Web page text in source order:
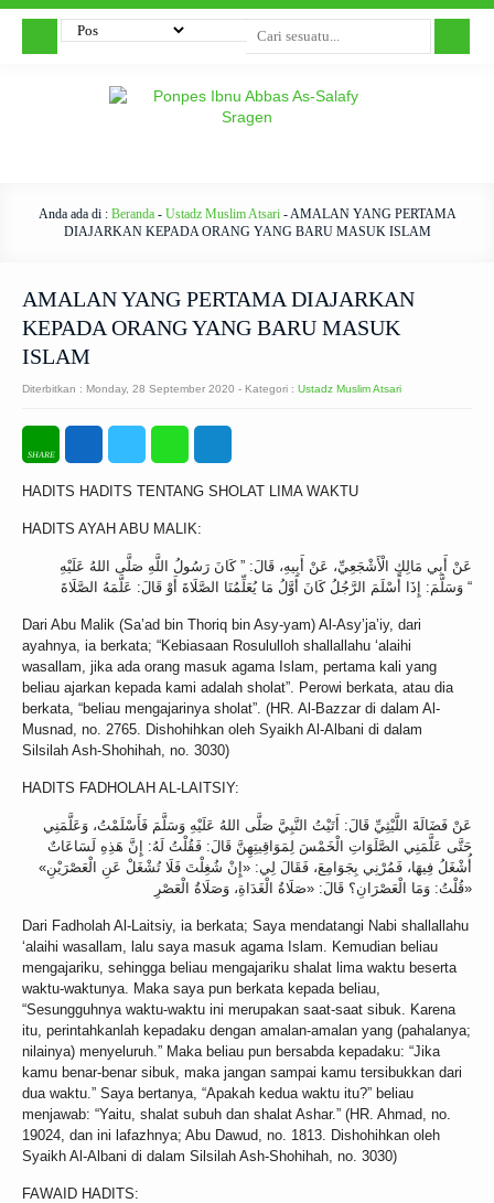
Anda ada di : Beranda- Ustadz Muslim Atsari-AMALAN YANG PERTAMA
DIAJARKAN KEPADA ORANG YANG BARU MASUK ISLAM
AMALAN YANG PERTAMA DIAJARKAN
KEPADA ORANG YANG BARU MASUK
ISLAM
Diterbitkan : Monday, 28 September 2020 - Kategori : Ustadz Muslim Atsari
HADITS HADITS TENTANG SHOLAT LIMA WAKTU
HADITS AYAH ABU MALIK:
عَنْ أَبِي مَالِكٍ الْأَشْجَعِيِّ، عَنْ أَبِيهِ، قَالَ: ” كَانَ رَسُولُ اللَّهِ صَلَّى اللهُ عَلَيْهِ
وَسَلَّمَ: إِذَا أَسْلَمَ الرَّجُلُ كَانَ أَوَّلُ مَا يُعَلِّمُنَا الصَّلَاةَ أَوْ قَالَ: عَلَّمَهُ الصَّلَاةَ “
Dari Abu Malik (Sa’ad bin Thoriq bin Asy-yam) Al-Asy’ja’iy, dari
ayahnya, ia berkata; “Kebiasaan Rosululloh shallallahu ‘alaihi
wasallam, jika ada orang masuk agama Islam, pertama kali yang
beliau ajarkan kepada kami adalah sholat”. Perowi berkata, atau dia
berkata, “beliau mengajarinya sholat”. (HR. Al-Bazzar di dalam Al-
Musnad, no. 2765. Dishohihkan oleh Syaikh Al-Albani di dalam
Silsilah Ash-Shohihah, no. 3030)
HADITS FADHOLAH AL-LAITSIY:
عَنْ فَضَالَةَ اللَّيْثِيِّ قَالَ: أَتَيْتُ النَّبِيَّ صَلَّى اللهُ عَلَيْهِ وَسَلَّمَ فَأَسْلَمْتُ، وَعَلَّمَنِي
حَتَّى عَلَّمَنِي الصَّلَوَاتِ الْخَمْسَ لِمَوَاقِيتِهِنَّ قَالَ: فَقُلْتُ لَهُ: إِنَّ هَذِهِ لَسَاعَاتٌ
أُشْغَلُ فِيهَا، فَمُرْنِي بِجَوَامِعَ، فَقَالَ لِي: «إِنْ شُغِلْتَ فَلَا تُشْغَلْ عَنِ الْعَصْرَيْنِ»
قُلْتُ: وَمَا الْعَصْرَانِ؟ قَالَ: «صَلَاةُ الْغَدَاةِ، وَصَلَاةُ الْعَصْرِ»
Dari Fadholah Al-Laitsiy, ia berkata; Saya mendatangi Nabi shallallahu
‘alaihi wasallam, lalu saya masuk agama Islam. Kemudian beliau
mengajariku, sehingga beliau mengajariku shalat lima waktu beserta
waktu-waktunya. Maka saya pun berkata kepada beliau,
“Sesungguhnya waktu-waktu ini merupakan saat-saat sibuk. Karena
itu, perintahkanlah kepadaku dengan amalan-amalan yang (pahalanya;
nilainya) menyeluruh.” Maka beliau pun bersabda kepadaku: “Jika
kamu benar-benar sibuk, maka jangan sampai kamu tersibukkan dari
dua waktu.” Saya bertanya, “Apakah kedua waktu itu?” beliau
menjawab: “Yaitu, shalat subuh dan shalat Ashar.” (HR. Ahmad, no.
19024, dan ini lafazhnya; Abu Dawud, no. 1813. Dishohihkan oleh
Syaikh Al-Albani di dalam Silsilah Ash-Shohihah, no. 3030)
FAWAID HADITS: